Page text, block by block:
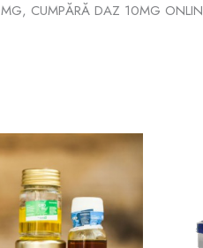
CUMPĂRĂ DAZ 10MG
Interval
de
prețuri:
până
la
$400.00
Acest
mai
multe